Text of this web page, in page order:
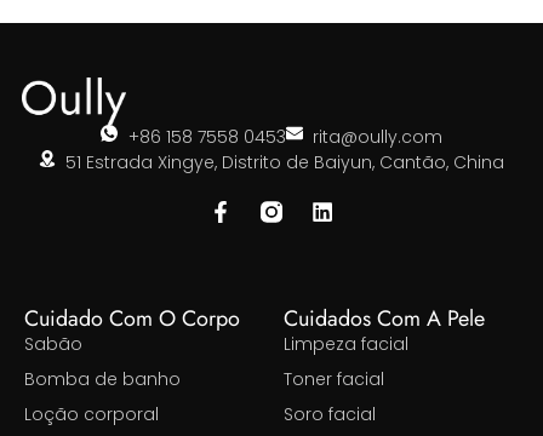
+86 158 7558 0453
rita@oully.com
51 Estrada Xingye, Distrito de Baiyun, Cantão, China
Cuidado Com O Corpo
Sabão
Bomba de banho
Loção corporal
Cuidados Com A Pele
Limpeza facial
Toner facial
Soro facial